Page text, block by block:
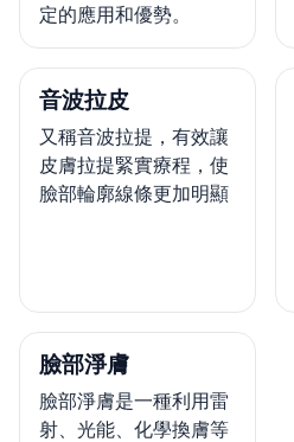
定的應用和優勢。
音波拉皮
又稱音波拉提，有效讓
皮膚拉提緊實療程，使
臉部輪廓線條更加明顯
臉部淨膚
臉部淨膚是一種利用雷
射、光能、化學換膚等